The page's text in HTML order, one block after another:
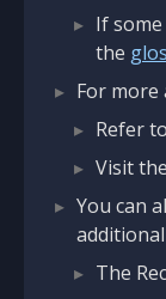
If some
the
For more
Refer
Visit the
You can
The